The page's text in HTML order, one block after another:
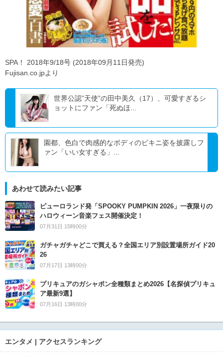
SPA！ 2018年9/18号 (2018年09月11日発売)
Fujisan.co.jpより
世界公認”天使”の田中美久（17）、可愛すぎるシ
ョットにファン「死ぬほ...
園都、色白で肉感的なボディのビキニ姿を披露しフ
ァン「いい女すぎる」...
あわせて読みたい記事
ピューロランド発「SPOOKY PUMPKIN 2026」一夜限りの
ハロウィーン音楽フェス開催決定！
07月31日 15時00分
ガチャガチャどこで買える？全国エリア別設置場所ガイド20
26
07月17日 13時00分
プリキュアのガシャポン全種類まとめ2026【名探偵プリキュ
ア最新9選】
07月16日 13時00分
エンタメ | アクセスランキング